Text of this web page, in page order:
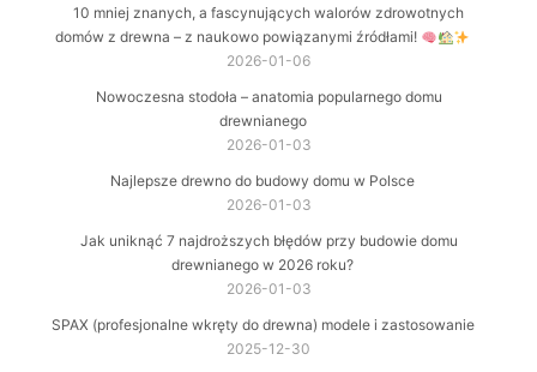
10 mniej znanych, a fascynujących walorów zdrowotnych
domów z drewna – z naukowo powiązanymi źródłami!
2026-01-06
Nowoczesna stodoła – anatomia popularnego domu
drewnianego
2026-01-03
Najlepsze drewno do budowy domu w Polsce
2026-01-03
Jak uniknąć 7 najdroższych błędów przy budowie domu
drewnianego w 2026 roku?
2026-01-03
SPAX (profesjonalne wkręty do drewna) modele i zastosowanie
2025-12-30